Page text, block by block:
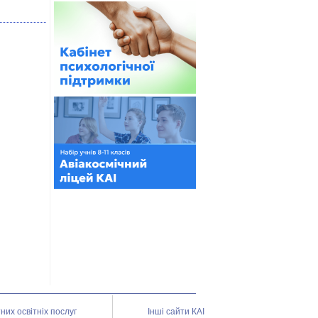
освітніх послуг Інші сайти КАІ